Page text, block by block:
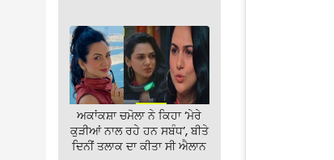
ਅਕਾਂਕਸ਼ਾ ਚਮੋਲਾ ਨੇ ਕਿਹਾ ‘ਮੇਰੇ
ਕੁੜੀਆਂ ਨਾਲ ਰਹੇ ਹਨ ਸਬੰਧ’, ਬੀਤੇ
ਦਿਨੀਂ ਤਲਾਕ ਦਾ ਕੀਤਾ ਸੀ ਐਲਾਨ